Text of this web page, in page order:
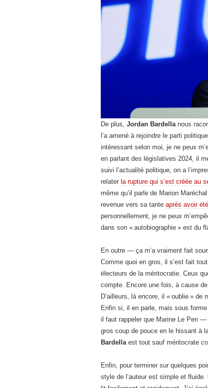
De plus, Jordan Bardella nous
l’a amené à rejoindre le parti
intéressant selon moi, je ne peux
en parlant des législatives 2024, il
suivi l’actualité politique, on a
relater la rupture qui s’est créée au
même qu’il parle de Marion
revenue vers sa tante après avoir
personnellement, je ne peux
dans son « autobiographie » est du
En outre — ça m’a vraiment fait
Comme quoi en gros, il s’est fait
électeurs de la méritocratie. Ceux
compte. Encore une fois, à cause
D’ailleurs, là encore, il « oublie » de
Enfin si, il en parle, mais sous
il faut rappeler que Marine Le Pen
gros coup de pouce en le hissant à
Bardella est tout sauf méritocrate
Enfin, pour terminer sur quelques
style de l’auteur est simple et